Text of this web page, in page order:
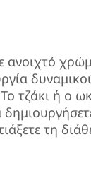
ανοιχτό
τζάκι ή ο
τη